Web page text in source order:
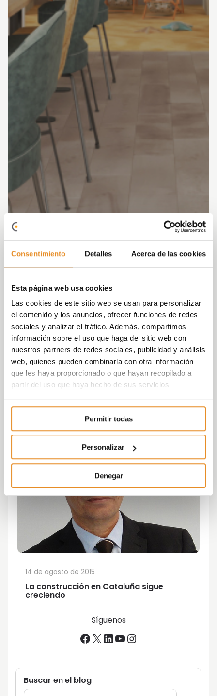
Consentimiento Detalles Acerca de las cookies
Esta página web usa cookies
Las cookies de este sitio web se usan para personalizar
el contenido y los anuncios, ofrecer funciones de redes
sociales y analizar el tráfico. Además, compartimos
información sobre el uso que haga del sitio web con
nuestros partners de redes sociales, publicidad y análisis
web, quienes pueden combinarla con otra información
que les haya proporcionado o que hayan recopilado a
partir del uso que haya hecho de sus servicios.
Permitir todas
Personalizar
Denegar
La construcción en Cataluña sigue
creciendo
14 de agosto de 2015
Síguenos
Facebook
X LinkedIn
YouTube
Instagram
Buscar en el blog